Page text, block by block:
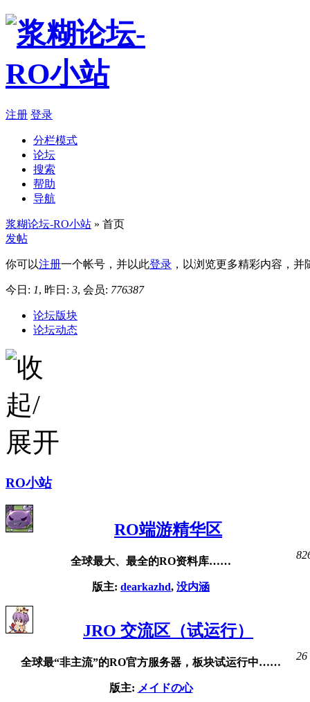
注册 登录
分栏模式
论坛
搜索
帮助
导航
浆糊论坛-RO小站 » 首页
发帖
你可以注册一个帐号，并以此登录 ，以浏览更多精彩内容，
今日: 1, 昨日: 3, 会员: 776387
论坛版块
论坛动态
RO小站
RO端游精华区
全球最大、最全的RO资料库……
版主: dearkazhd, 没内涵
JRO 交流区（试运行）
全球最“非主流”的RO官方服务器，板块试运行中……
版主: メイドの心
26